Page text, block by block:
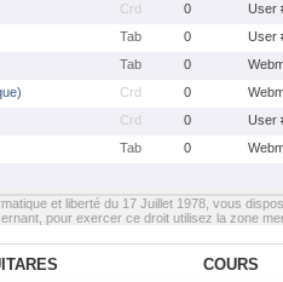
Crd 0
User
Tab 0
User
Tab 0
Crd 0
Crd 0
User
Tab 0
et liberté du 17 Juillet 1978, vous
pour exercer ce droit utilisez la zone
COURS